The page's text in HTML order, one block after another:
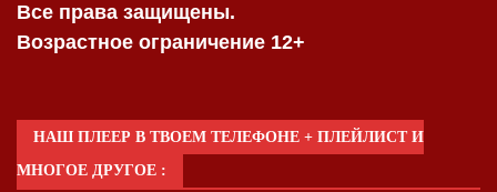
Все права защищены.
Возрастное ограничение 12+
НАШ ПЛЕЕР В ТВОЕМ ТЕЛЕФОНЕ + ПЛЕЙЛИСТ И
МНОГОЕ ДРУГОЕ :